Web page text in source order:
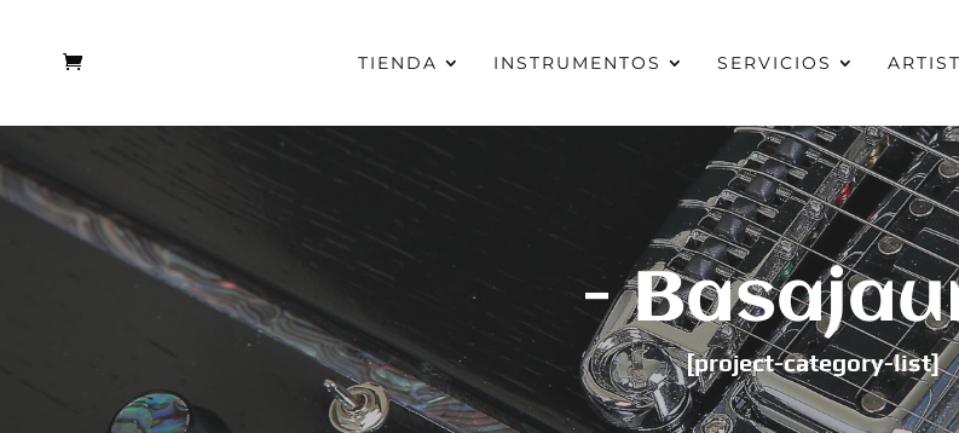
TIENDA INSTRUMENTOS SERVICIOS
-
[project-category-list]